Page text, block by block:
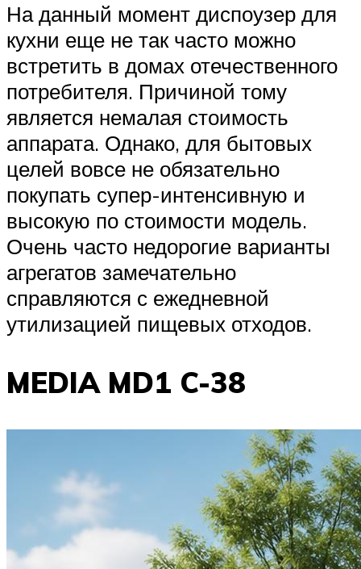
На данный момент диспоузер для
кухни еще не так часто можно
встретить в домах отечественного
потребителя. Причиной тому
является немалая стоимость
аппарата. Однако, для бытовых
целей вовсе не обязательно
покупать супер-интенсивную и
высокую по стоимости модель.
Очень часто недорогие варианты
агрегатов замечательно
справляются с ежедневной
утилизацией пищевых отходов.
MEDIA MD1 C-38